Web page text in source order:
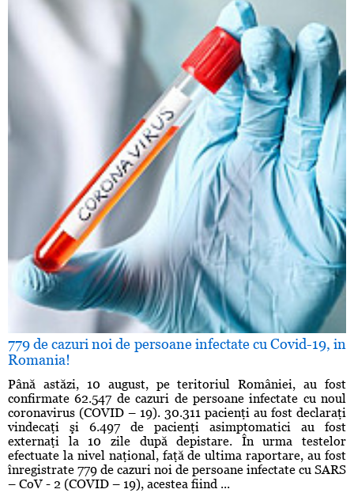
779 de cazuri noi de persoane infectate cu Covid-19, in
Romania!
Până astăzi, 10 august, pe teritoriul României, au fost
confirmate 62.547 de cazuri de persoane infectate cu noul
coronavirus (COVID – 19). 30.311 pacienţi au fost declaraţi
vindecaţi şi 6.497 de pacienţi asimptomatici au fost
externaţi la 10 zile după depistare. În urma testelor
efectuate la nivel naţional, faţă de ultima raportare, au fost
înregistrate 779 de cazuri noi de persoane infectate cu SARS
– CoV - 2 (COVID – 19), acestea fiind ...